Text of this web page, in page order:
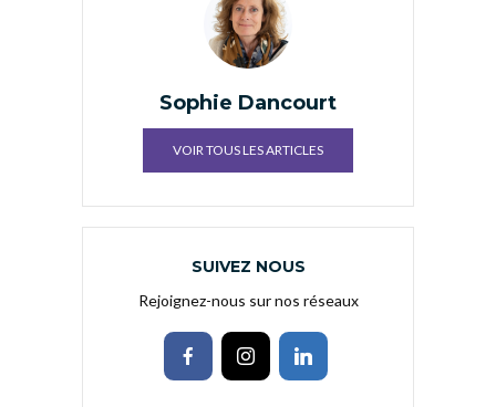
Sophie Dancourt
VOIR TOUS LES ARTICLES
SUIVEZ NOUS
Rejoignez-nous sur nos réseaux